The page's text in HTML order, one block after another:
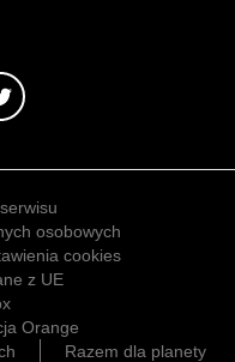
osobowych
cookies
z UE
Orange
Razem dla planety